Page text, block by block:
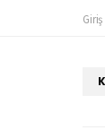
Giriş